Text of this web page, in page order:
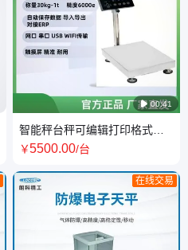
 00:41
智能秤台秤可编辑打印格式秤
台可选载重可选语音播报 外接
￥5500.00/台
在线交易